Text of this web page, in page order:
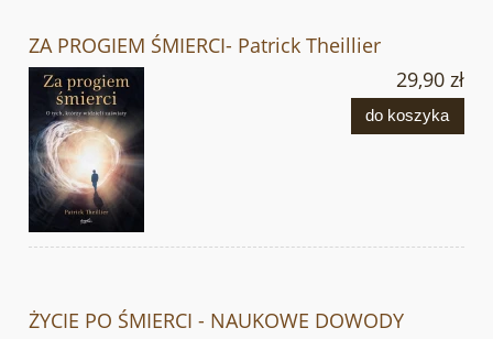
ZA PROGIEM ŚMIERCI- Patrick Theillier
29,90 zł
do koszyka
ŻYCIE PO ŚMIERCI - NAUKOWE DOWODY